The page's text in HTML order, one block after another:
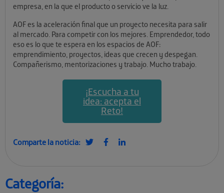
empresa, en la que el producto o servicio ve la luz.
AOF es la aceleración final que un proyecto necesita para salir
al mercado. Para competir con los mejores. Emprendedor, todo
eso es lo que te espera en los espacios de AOF:
emprendimiento, proyectos, ideas que crecen y despegan.
Compañerismo, mentorizaciones y trabajo. Mucho trabajo.
¡Escucha a tu
idea: acepta el
Reto!
Comparte la noticia:
Categoría: